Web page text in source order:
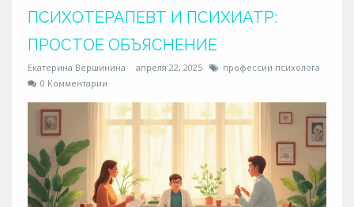
ПСИХОТЕРАПЕВТ И ПСИХИАТР:
ПРОСТОЕ ОБЪЯСНЕНИЕ
Екатерина Вершинина апреля 22, 2025
профессии психолога
0 Комментарии